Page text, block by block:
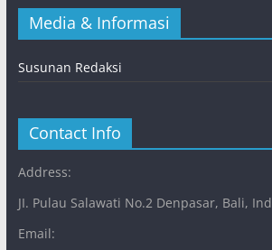
Media & Informasi
Susunan Redaksi
Contact Info
Address:
JI. Pulau Salawati No.2 Denpasar, Bali,
Email: